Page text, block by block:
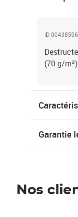
ID
(70 g/
Garantie
Nos